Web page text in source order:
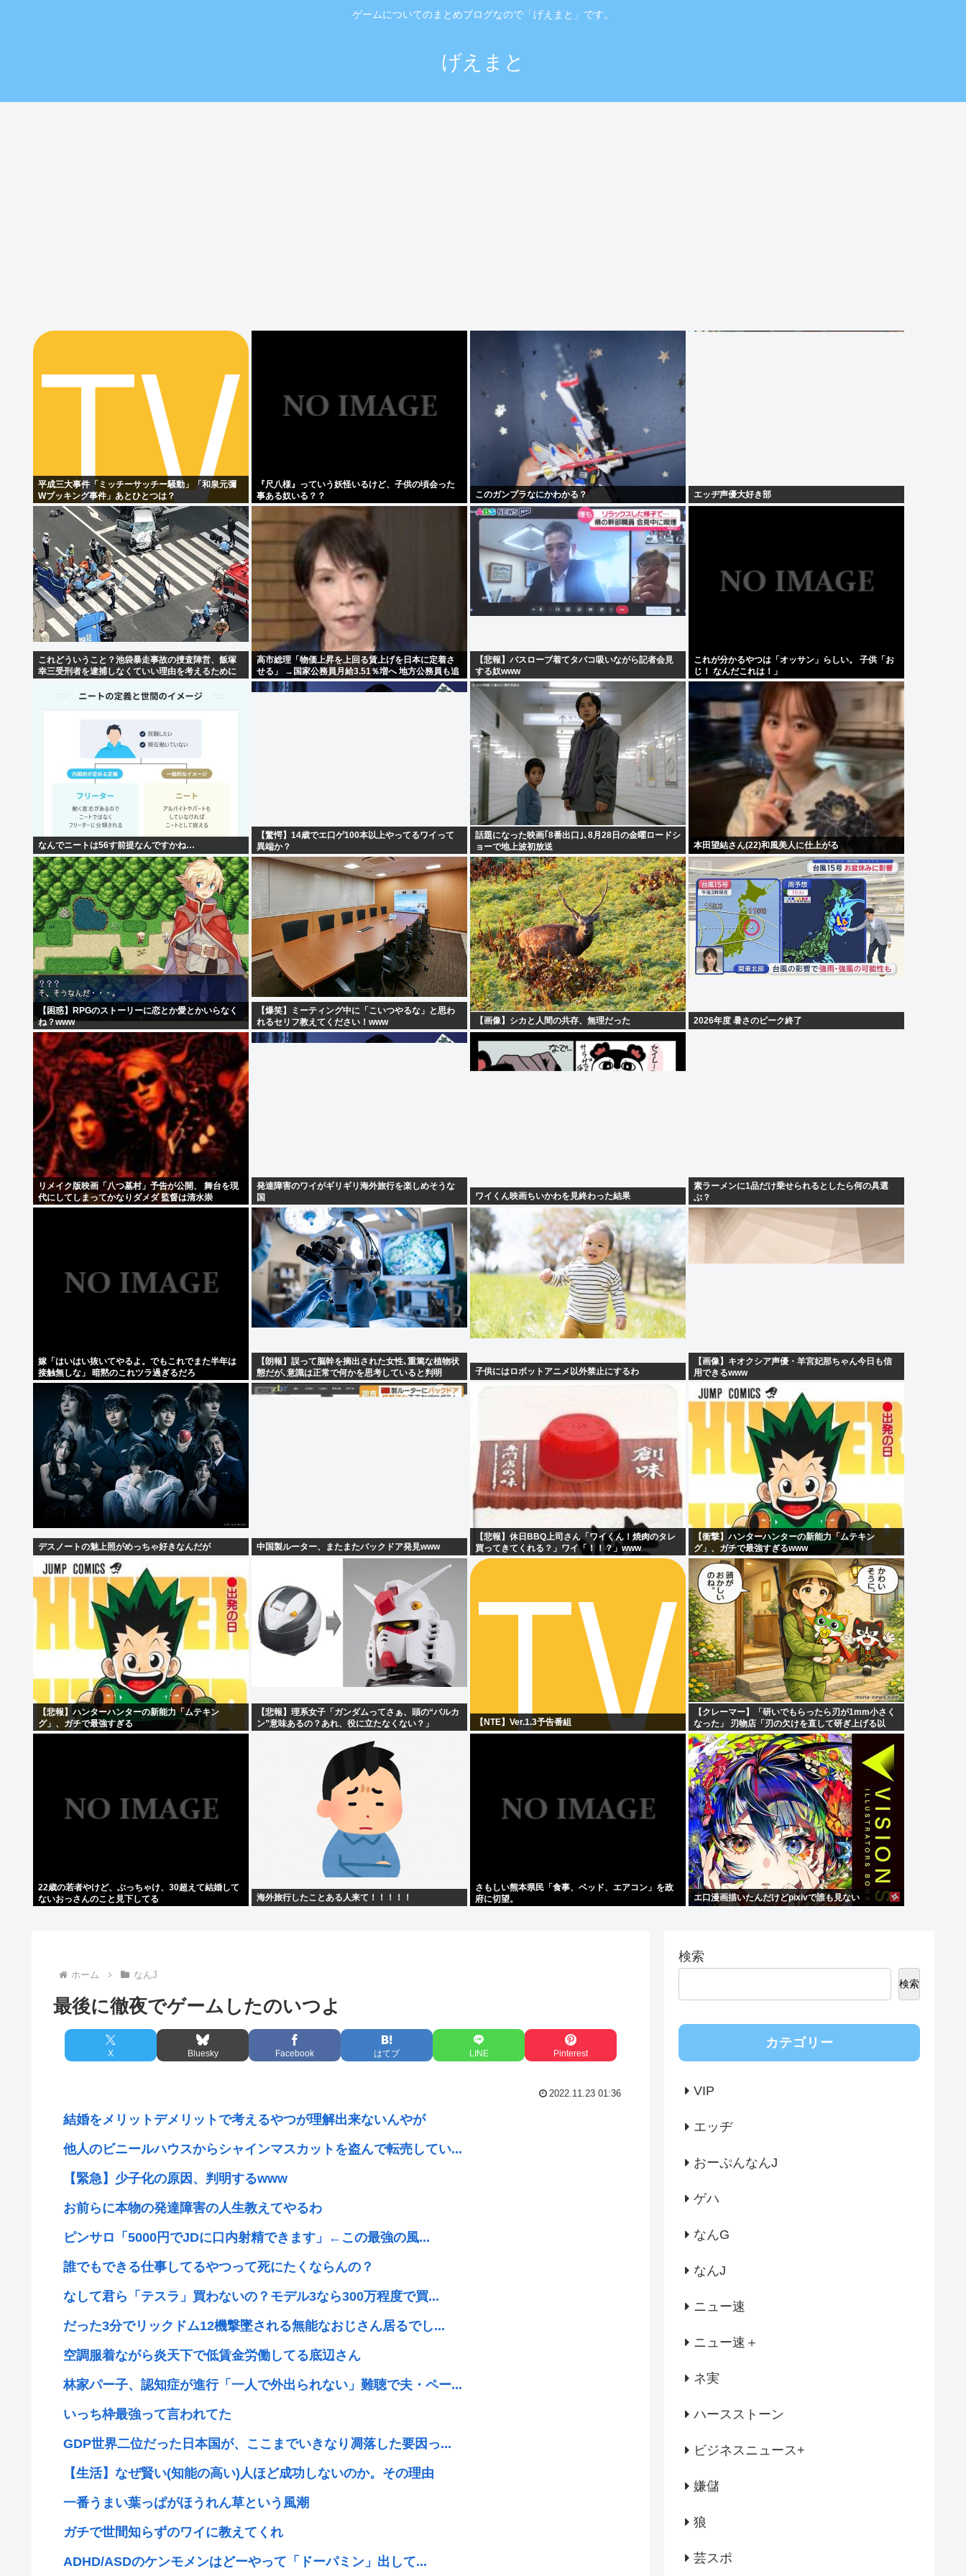
ゲームについてのまとめブログなので「げえまと」です。
げえまと
平成三大事件「ミッチーサッチー騒動」「和泉元彌
Wブッキング事件」あとひとつは？
『尺八様』っていう妖怪いるけど、子供の頃会った
事ある奴いる？？
このガンプラなにかわかる？ エッヂ声優大好き部
これどういうこと？池袋暴走事故の捜査陣営、飯塚
幸三受刑者を逮捕しなくていい理由を考えるために
からも圧力
高市総理「物価上昇を上回る賃上げを日本に定着さ
せる」 →国家公務員月給3.51％増へ 地方公務員も追
随する見通し
【悲報】バスローブ着てタバコ吸いながら記者会見
する奴www
これが分かるやつは「オッサン」らしい。 子供「お
じ！ なんだこれは！」
なんでニートは56す前提なんですかね…
【驚愕】14歳でエ口ゲ100本以上やってるワイって
異端か？
話題になった映画｢8番出口｣､8月28日の金曜ロードシ
ョーで地上波初放送
本田望結さん(22)和風美人に仕上がる
【困惑】RPGのストーリーに恋とか愛とかいらなく
ね？www
【爆笑】ミーティング中に「こいつやるな」と思わ
れるセリフ教えてください！www
【画像】シカと人間の共存、無理だった 2026年度 暑さのピーク終了
リメイク版映画「八つ墓村」予告が公開、 舞台を現
代にしてしまってかなりダメダ 監督は清水崇
発達障害のワイがギリギリ海外旅行を楽しめそうな
国
ワイくん映画ちいかわを見終わった結果
素ラーメンに1品だけ乗せられるとしたら何の具選
ぶ？
嫁「はいはい抜いてやるよ。でもこれでまた半年は
接触無しな」 暗黙のこれツラ過ぎるだろ
【朗報】誤って脳幹を摘出された女性､重篤な植物状
態だが､意識は正常で何かを思考していると判明
子供にはロボットアニメ以外禁止にするわ
【画像】キオクシア声優・羊宮妃那ちゃん今日も信
用できるwww
デスノートの魅上照がめっちゃ好きなんだが 中国製ルーター、またまたバックドア発見www
【悲報】休日BBQ上司さん「ワイくん！焼肉のタレ
買ってきてくれる？」ワイ「！！？」www
【衝撃】ハンターハンターの新能力「ムテキン
グ」、ガチで最強すぎるwww
【悲報】ハンターハンターの新能力「ムテキン
グ」、ガチで最強すぎる
【悲報】理系女子「ガンダムってさぁ、頭の“バルカ
ン”意味あるの？あれ、役に立たなくない？」
【NTE】Ver.1.3予告番組
【クレーマー】「研いでもらったら刃が1mm小さく
なった」 刃物店「刃の欠けを直して研ぎ上げる以
上、物理的に鉄が削れてサイズが変わるのは当たり
前なんですが…」
22歳の若者やけど、ぶっちゃけ、30超えて結婚して
ないおっさんのこと見下してる
海外旅行したことある人来て！！！！！
さもしい熊本県民「食事、ベッド、エアコン」を政
府に切望。
エ口漫画描いたんだけどpixivで誰も見ない
ホーム なんJ
最後に徹夜でゲームしたのいつよ
X Bluesky Facebook はてブ LINE Pinterest
2022.11.23 01:36
結婚をメリットデメリットで考えるやつが理解出来ないんやが
他人のビニールハウスからシャインマスカットを盗んで転売してい...
【緊急】少子化の原因、判明するwww
お前らに本物の発達障害の人生教えてやるわ
ピンサロ「5000円でJDに口内射精できます」←この最強の風...
誰でもできる仕事してるやつって死にたくならんの？
なして君ら「テスラ」買わないの？モデル3なら300万程度で買...
だった3分でリックドム12機撃墜される無能なおじさん居るでし...
空調服着ながら炎天下で低賃金労働してる底辺さん
林家パー子、認知症が進行「一人で外出られない」難聴で夫・ペー...
いっち枠最強って言われてた
GDP世界二位だった日本国が、ここまでいきなり凋落した要因っ...
【生活】なぜ賢い(知能の高い)人ほど成功しないのか。その理由
一番うまい葉っぱがほうれん草という風潮
ガチで世間知らずのワイに教えてくれ
ADHD/ASDのケンモメンはどーやって「ドーパミン」出して...
検索
検索
カテゴリー
VIP
エッヂ
おーぷんなんJ
ゲハ
なんG
なんJ
ニュー速
ニュー速＋
ネ実
ハースストーン
ビジネスニュース+
嫌儲
狼
芸スポ